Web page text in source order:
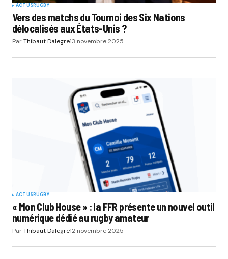
ACTUSRUGBY
Vers des matchs du Tournoi des Six Nations
délocalisés aux États-Unis ?
ParThibaut Dalegre13 novembre 2025
ACTUSRUGBY
« Mon Club House » : la FFR présente un nouvel outil
numérique dédié au rugby amateur
ParThibaut Dalegre12 novembre 2025